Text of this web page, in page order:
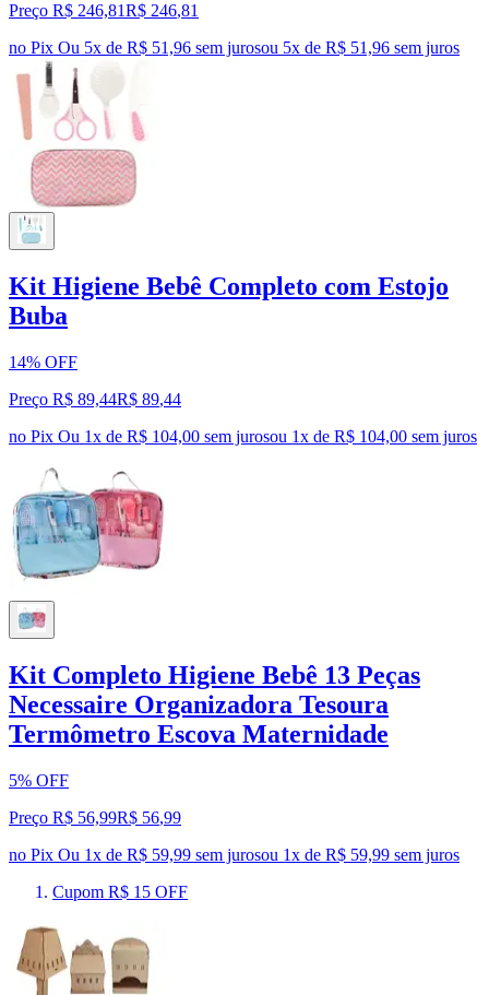
Preço R$ 246,81R$ 246,81
no Pix Ou 5x de R$ 51,96 sem jurosou 5x de R$ 51,96 sem juros
Kit Higiene Bebê Completo com Estojo
Buba
14% OFF
Preço R$ 89,44R$ 89,44
no Pix Ou 1x de R$ 104,00 sem jurosou 1x de R$ 104,00 sem juros
Kit Completo Higiene Bebê 13 Peças
Necessaire Organizadora Tesoura
Termômetro Escova Maternidade
5% OFF
Preço R$ 56,99R$ 56,99
no Pix Ou 1x de R$ 59,99 sem jurosou 1x de R$ 59,99 sem juros
Cupom R$ 15 OFF